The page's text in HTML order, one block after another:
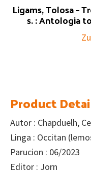
Ligams, Tolosa –
s. : Antologia
Product
Autor : Chapduelh,
Linga : Occitan
Parucion : 06/2023
Editor : Jorn